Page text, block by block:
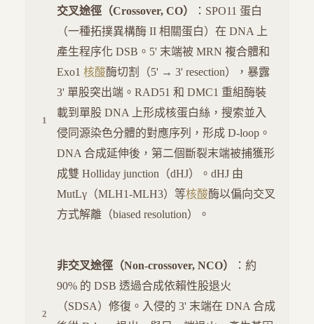
交叉途徑（Crossover, CO）
：SPO11 蛋白
（一種拓撲異構酶 II 相關蛋白）在 DNA 上
產生程序化 DSB。5' 末端被 MRN 複合體和
Exo1 核酸酶切割（5' → 3' resection），暴露
3' 單股突出端。RAD51 和 DMC1 重組酶裝
載到單股 DNA 上形成核蛋白絲，搜索並入
侵同源染色分體的對應序列，形成 D-loop。
DNA 合成延伸後，第二個斷裂末端被捕獲形
成雙 Holliday junction（dHJ）。dHJ 由
MutLγ（MLH1-MLH3）等核酸酶以偏向交叉
方式解離（biased resolution）。
非交叉途徑（Non-crossover, NCO）
：約
90% 的 DSB 透過合成依賴性股退火
（SDSA）修復。入侵的 3' 末端在 DNA 合成